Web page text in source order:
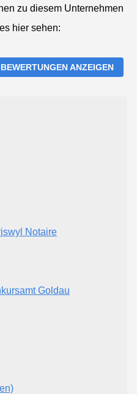
zu diesem Unternehmen
hier sehen:
BEWERTUNGEN ANZEIGEN
Notaire
Goldau